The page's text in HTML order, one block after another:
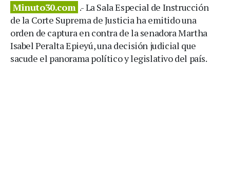
Minuto30.com .- La Sala Especial de Instrucción
de la Corte Suprema de Justicia ha emitido una
orden de captura en contra de la senadora Martha
Isabel Peralta Epieyú, una decisión judicial que
sacude el panorama político y legislativo del país.